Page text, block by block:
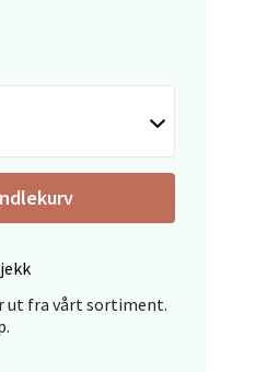
ut fra vårt sortiment.